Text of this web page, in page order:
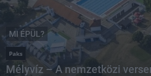
MI ÉPÜL?
Paks
Mélyvíz – A nemzetközi